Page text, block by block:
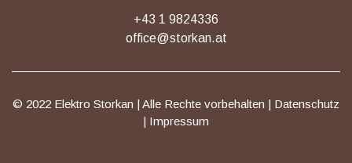
+43 1 9824336
office@storkan.at
© 2022 Elektro Storkan | Alle Rechte vorbehalten | Datenschutz
| Impressum